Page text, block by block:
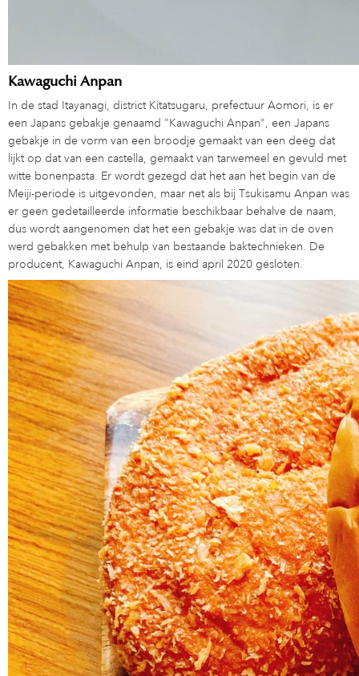
Kawaguchi Anpan
In de stad Itayanagi, district Kitatsugaru, prefectuur Aomori, is er
een Japans gebakje genaamd "Kawaguchi Anpan", een Japans
gebakje in de vorm van een broodje gemaakt van een deeg dat
lijkt op dat van een castella, gemaakt van tarwemeel en gevuld met
witte bonenpasta. Er wordt gezegd dat het aan het begin van de
Meiji-periode is uitgevonden, maar net als bij Tsukisamu Anpan was
er geen gedetailleerde informatie beschikbaar behalve de naam,
dus wordt aangenomen dat het een gebakje was dat in de oven
werd gebakken met behulp van bestaande baktechnieken. De
producent, Kawaguchi Anpan, is eind april 2020 gesloten.